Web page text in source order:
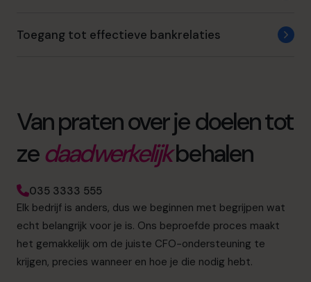
Toegang tot effectieve bankrelaties
Van praten over je doelen tot
zedaadwerkelijkbehalen
035 3333 555
Elk bedrijf is anders, dus we beginnen met begrijpen wat
echt belangrijk voor je is. Ons beproefde proces maakt
het gemakkelijk om de juiste CFO-ondersteuning te
krijgen, precies wanneer en hoe je die nodig hebt.